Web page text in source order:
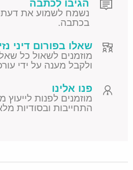
הגיבו לכתבה
נשמח לשמוע את
בכתבה.
שאלו בפורום דיני
מוזמנים לשאול כל
ולקבל מענה על ידי
פנו אלינו
מוזמנים לפנות לייעוץ
התחייבות ובסודיות